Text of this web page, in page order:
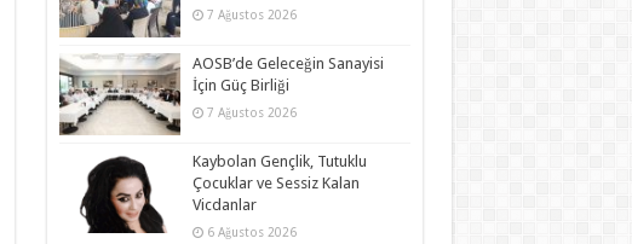
7 Ağustos 2026
AOSB’de Geleceğin Sanayisi
İçin Güç Birliği
7 Ağustos 2026
Kaybolan Gençlik, Tutuklu
Çocuklar ve Sessiz Kalan
Vicdanlar
6 Ağustos 2026